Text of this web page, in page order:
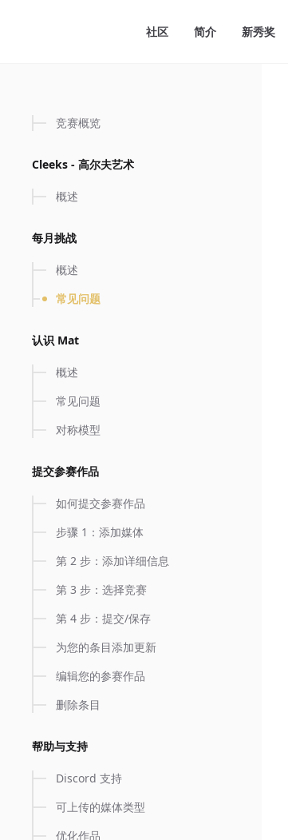
社区
简介 新秀奖
竞赛概览
Cleeks - 高尔夫艺术
概述
每月挑战
概述
常见问题
认识 Mat
概述
常见问题
对称模型
提交参赛作品
如何提交参赛作品
步骤 1：添加媒体
第 2 步：添加详细信息
第 3 步：选择竞赛
第 4 步：提交/保存
为您的条目添加更新
编辑您的参赛作品
删除条目
帮助与支持
Discord 支持
可上传的媒体类型
优化作品